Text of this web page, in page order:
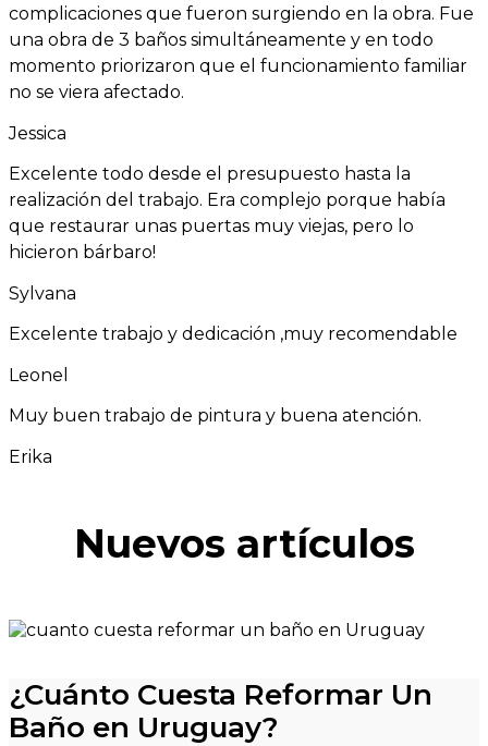
complicaciones que fueron surgiendo en la obra. Fue
una obra de 3 baños simultáneamente y en todo
momento priorizaron que el funcionamiento familiar
no se viera afectado.
Jessica
Excelente todo desde el presupuesto hasta la
realización del trabajo. Era complejo porque había
que restaurar unas puertas muy viejas, pero lo
hicieron bárbaro!
Sylvana
Excelente trabajo y dedicación ,muy recomendable
Leonel
Muy buen trabajo de pintura y buena atención.
Erika
Nuevos artículos
¿Cuánto Cuesta Reformar Un
Baño en Uruguay?